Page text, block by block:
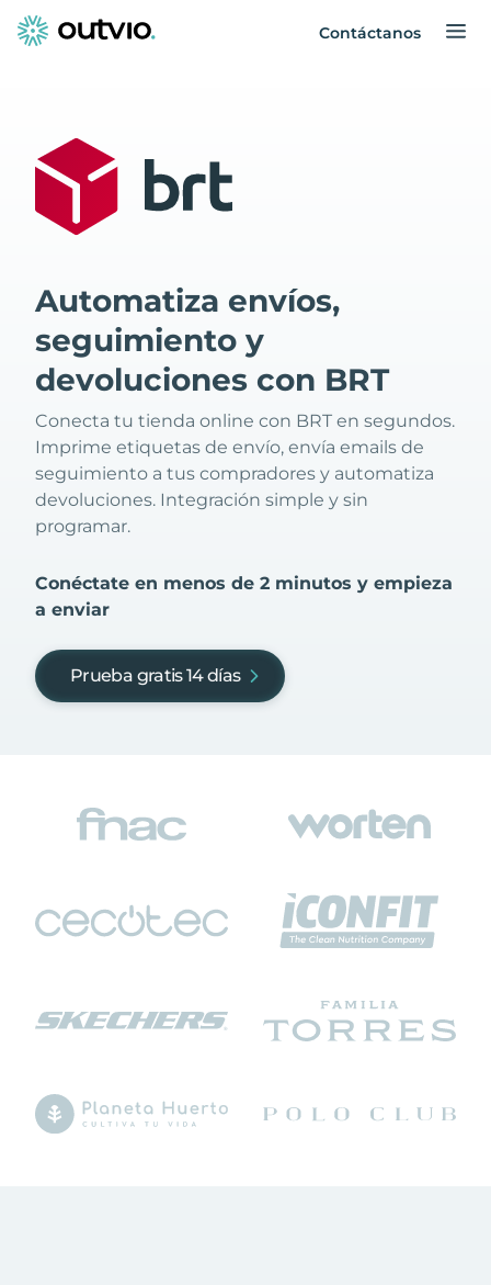
Contáctanos
Automatiza envíos,
seguimiento y
devoluciones con BRT
Conecta tu tienda online con BRT en segundos.
Imprime etiquetas de envío, envía emails de
seguimiento a tus compradores y automatiza
devoluciones. Integración simple y sin
programar.
Conéctate en menos de 2 minutos y empieza
a enviar
Prueba gratis 14 días